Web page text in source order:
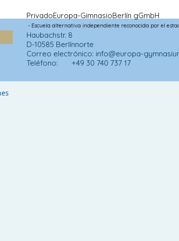
PrivadoEuropa-GimnasioBerlín gGmbH
- Escuela alternativa independiente reconocida por el
Haubachstr. 8
D-10585 Berlínnorte
Correo electrónico: info@europa-
Teléfono: +49 30 740 737 17